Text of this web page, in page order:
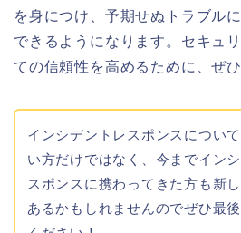
を身につけ、予期せぬトラブル
できるようになります。セキュ
ての信頼性を高めるために、ぜ
インシデントレスポンスについ
い方だけではなく、今までイン
スポンスに携わってきた方も新
あるかもしれませんのでぜひ最